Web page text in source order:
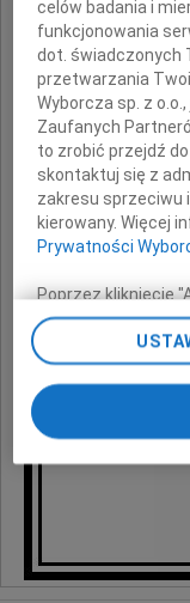
celów badania i
funkcjonowania
dot. świadczonych
przetwarzania
Wyborcza sp. z
Zaufanych
to zrobić przejdź
skontaktuj się z
zakresu sprzeciwu
kierowany. Więcej
Prywatności
Poprzez kliknięcie
zainstalowanie i
Wyborczej sp. z o.
na Twoim
chwili zmienić
ponownie
preferencjami dot.
odnośnik
przechodząc do
Zmiana ustawień
My, nasi Zaufani